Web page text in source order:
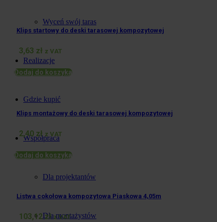
Wyceń swój taras
Realizacje
Gdzie kupić
Współpraca
Dla projektantów
Dla montażystów
Klips startowy do deski tarasowej kompozytowej
3,63 zł z VAT
Dodaj do koszyka
Klips montażowy do deski tarasowej kompozytowej
2,40 zł z VAT
Dodaj do koszyka
Listwa cokołowa kompozytowa Piaskowa 4,05m
103,12zł z VAT